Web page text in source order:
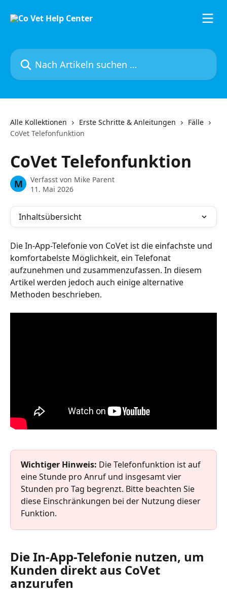
Nach Artikeln suchen …
Alle Kollektionen Erste Schritte & Anleitungen
Fälle
CoVet Telefonfunktion
CoVet Telefonfunktion
M Verfasst von Mike Parent
11. Mai 2026
Inhaltsübersicht
Die In-App-Telefonie von CoVet ist die einfachste und
komfortabelste Möglichkeit, ein Telefonat
aufzunehmen und zusammenzufassen. In diesem
Artikel werden jedoch auch einige alternative
Methoden beschrieben.
Wichtiger Hinweis: Die Telefonfunktion ist auf
eine Stunde pro Anruf und insgesamt vier
Stunden pro Tag begrenzt. Bitte beachten Sie
diese Einschränkungen bei der Nutzung dieser
Funktion.
Die In-App-Telefonie nutzen, um
Kunden direkt aus CoVet
anzurufen​